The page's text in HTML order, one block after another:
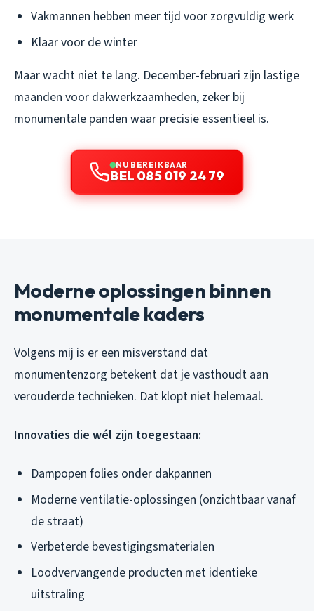
Vakmannen hebben meer tijd voor zorgvuldig werk
Klaar voor de winter
Maar wacht niet te lang. December-februari zijn lastige
maanden voor dakwerkzaamheden, zeker bij
monumentale panden waar precisie essentieel is.
NU BEREIKBAAR
BEL 085 019 24 79
Moderne oplossingen binnen
monumentale kaders
Volgens mij is er een misverstand dat
monumentenzorg betekent dat je vasthoudt aan
verouderde technieken. Dat klopt niet helemaal.
Innovaties die wél zijn toegestaan:
Dampopen folies onder dakpannen
Moderne ventilatie-oplossingen (onzichtbaar vanaf
de straat)
Verbeterde bevestigingsmaterialen
Loodvervangende producten met identieke
uitstraling